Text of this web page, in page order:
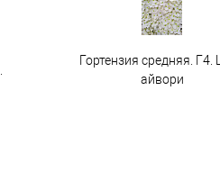
Гортензия средняя. Г4.
айвори